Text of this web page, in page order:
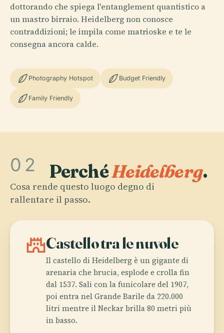
dottorando che spiega l'entanglement quantistico a
un mastro birraio. Heidelberg non conosce
contraddizioni; le impila come matrioske e te le
consegna ancora calde.
Photography Hotspot Budget Friendly
Family Friendly
02 PerchéHeidelberg.
Cosa rende questo luogo degno di
rallentare il passo.
castleCastello tra le nuvole
Il castello di Heidelberg è un gigante di
arenaria che brucia, esplode e crolla fin
dal 1537. Sali con la funicolare del 1907,
poi entra nel Grande Barile da 220.000
litri mentre il Neckar brilla 80 metri più
in basso.